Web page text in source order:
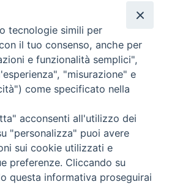
s.c. – Via Cincinelli 4 – 62100
tecnologie simili per
il tuo consenso, anche per
e funzionalità semplici",
"misurazione" e
come specificato nella
acconsenti all'utilizzo dei
"personalizza" puoi avere
sui cookie utilizzati e
preferenze. Cliccando su
questa informativa proseguirai